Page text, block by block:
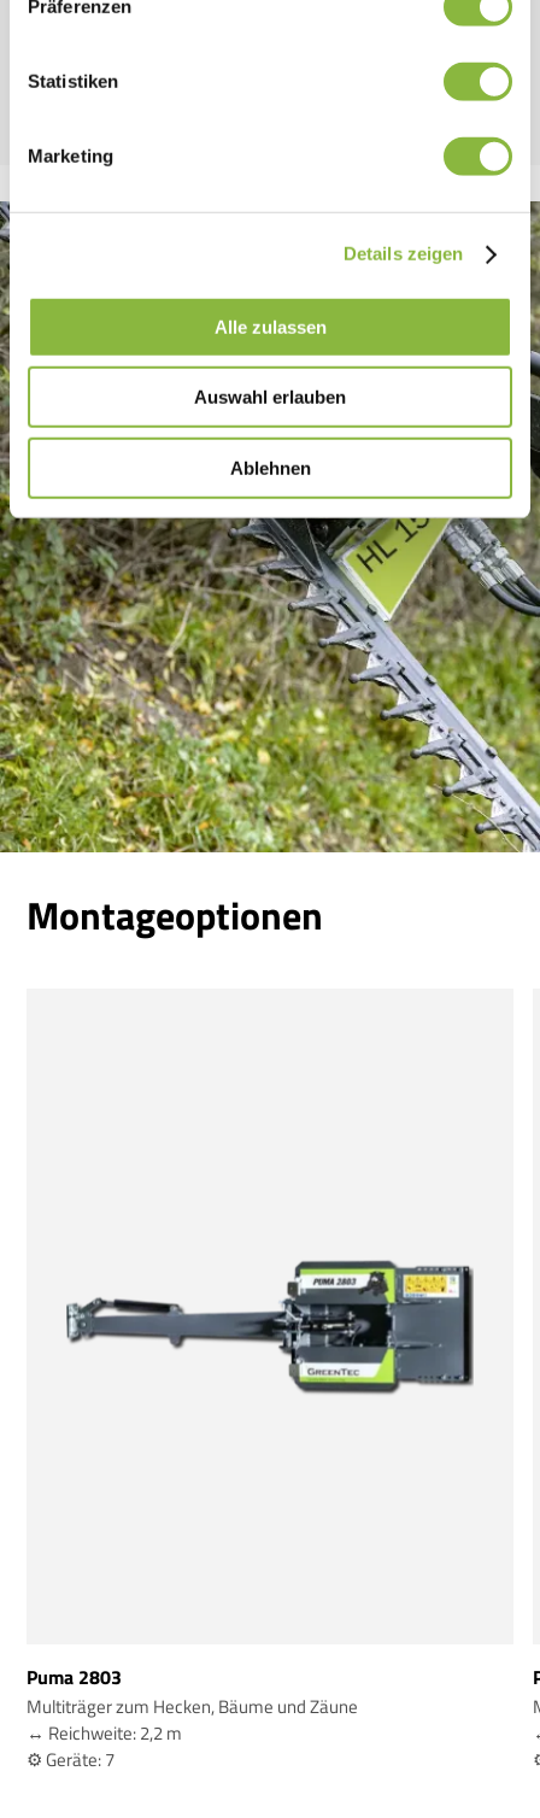
Präferenzen
Statistiken
Marketing
Details zeigen
Alle zulassen
Auswahl erlauben
Ablehnen
Schnellwechsler, mechanisch
Optional
Montageoptionen
Puma 2803
Multiträger zum Hecken, Bäume und Zäune
↔️ Reichweite: 2,2 m
⚙️ Geräte: 7